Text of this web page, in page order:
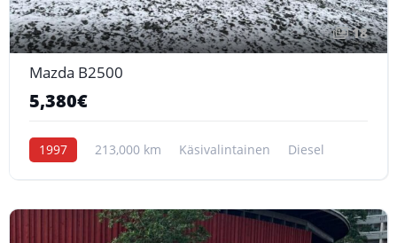
18
Mazda B2500
5,380€
1997 213,000 km Käsivalintainen Diesel